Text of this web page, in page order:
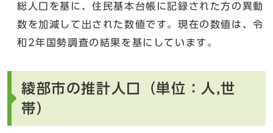
総人口を基に、住民基本台帳に記録された方の異動
数を加減して出された数値です。現在の数値は、令
和2年国勢調査の結果を基にしています。
綾部市の推計人口（単位：人,世
帯）